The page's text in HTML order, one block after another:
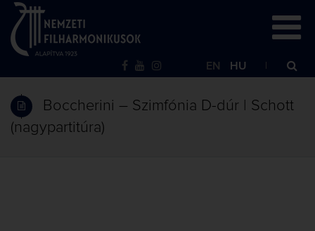
EN HU
Boccherini – Szimfónia D-dúr | Schott
(nagypartitúra)